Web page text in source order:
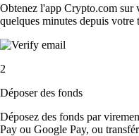
Obtenez l'app Crypto.com sur
quelques minutes depuis votre
2
Déposer des fonds
Déposez des fonds par
Pay ou Google Pay, ou